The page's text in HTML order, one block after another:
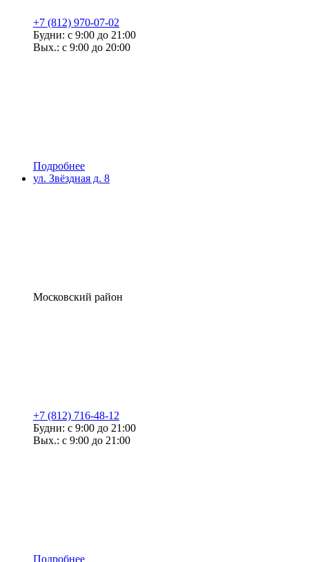
+7 (812) 970-07-02
Будни: с 9:00 до 21:00
Вых.: с 9:00 до 20:00
Подробнее
ул. Звёздная д. 8
Московский район
+7 (812) 716-48-12
Будни: с 9:00 до 21:00
Вых.: с 9:00 до 21:00
Подробнее